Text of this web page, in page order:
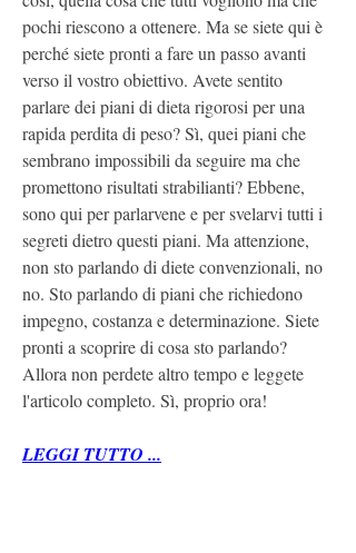
pochi riescono a ottenere. Ma se siete qui è
perché siete pronti a fare un passo avanti
verso il vostro obiettivo. Avete sentito
parlare dei piani di dieta rigorosi per una
rapida perdita di peso? Sì, quei piani che
sembrano impossibili da seguire ma che
promettono risultati strabilianti? Ebbene,
sono qui per parlarvene e per svelarvi tutti i
segreti dietro questi piani. Ma attenzione,
non sto parlando di diete convenzionali, no
no. Sto parlando di piani che richiedono
impegno, costanza e determinazione. Siete
pronti a scoprire di cosa sto parlando?
Allora non perdete altro tempo e leggete
l'articolo completo. Sì, proprio ora!
LEGGI TUTTO ...